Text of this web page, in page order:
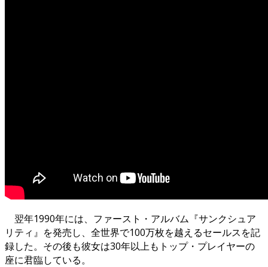
翌年1990年には、ファースト・アルバム『サンクシュア
リティ』を発売し、全世界で100万枚を越えるセールスを記
録した。その後も彼女は30年以上もトップ・プレイヤーの
座に君臨している。